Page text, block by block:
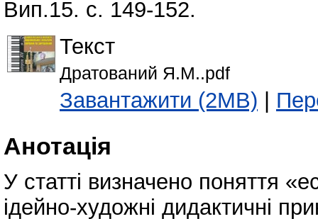
Вип.15. с. 149-152.
Текст
Дратований Я.М..pdf
Завантажити (2MB) |
Анотація
У статті визначено поняття
ідейно-художні дидактичні